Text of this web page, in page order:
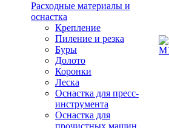
Расходные материалы и
оснастка
Крепление
Пиление и резка
Буры
Долото
Коронки
Леска
Оснастка для пресс-
инструмента
Оснастка для
прочистных машин